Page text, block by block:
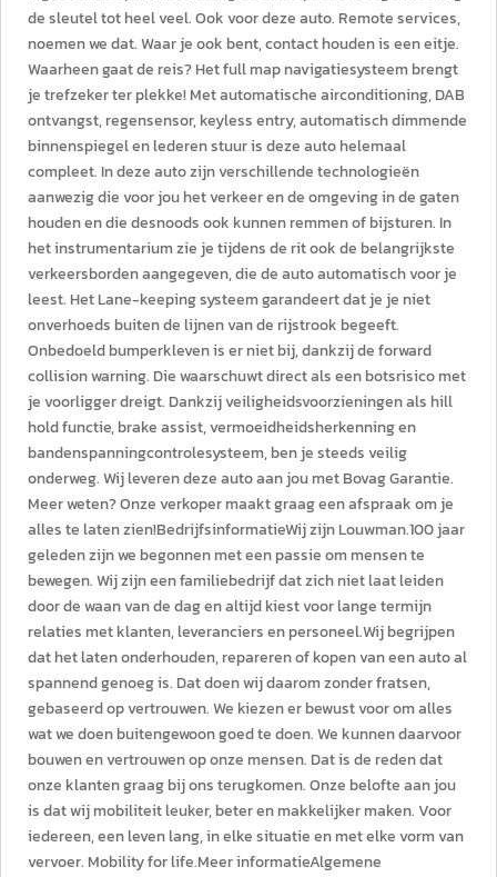
de sleutel tot heel veel. Ook voor deze auto. Remote services,
noemen we dat. Waar je ook bent, contact houden is een eitje.
Waarheen gaat de reis? Het full map navigatiesysteem brengt
je trefzeker ter plekke! Met automatische airconditioning, DAB
ontvangst, regensensor, keyless entry, automatisch dimmende
binnenspiegel en lederen stuur is deze auto helemaal
compleet. In deze auto zijn verschillende technologieën
aanwezig die voor jou het verkeer en de omgeving in de gaten
houden en die desnoods ook kunnen remmen of bijsturen. In
het instrumentarium zie je tijdens de rit ook de belangrijkste
verkeersborden aangegeven, die de auto automatisch voor je
leest. Het Lane-keeping systeem garandeert dat je je niet
onverhoeds buiten de lijnen van de rijstrook begeeft.
Onbedoeld bumperkleven is er niet bij, dankzij de forward
collision warning. Die waarschuwt direct als een botsrisico met
je voorligger dreigt. Dankzij veiligheidsvoorzieningen als hill
hold functie, brake assist, vermoeidheidsherkenning en
bandenspanningcontrolesysteem, ben je steeds veilig
onderweg. Wij leveren deze auto aan jou met Bovag Garantie.
Meer weten? Onze verkoper maakt graag een afspraak om je
alles te laten zien!BedrijfsinformatieWij zijn Louwman.100 jaar
geleden zijn we begonnen met een passie om mensen te
bewegen. Wij zijn een familiebedrijf dat zich niet laat leiden
door de waan van de dag en altijd kiest voor lange termijn
relaties met klanten, leveranciers en personeel.Wij begrijpen
dat het laten onderhouden, repareren of kopen van een auto al
spannend genoeg is. Dat doen wij daarom zonder fratsen,
gebaseerd op vertrouwen. We kiezen er bewust voor om alles
wat we doen buitengewoon goed te doen. We kunnen daarvoor
bouwen en vertrouwen op onze mensen. Dat is de reden dat
onze klanten graag bij ons terugkomen. Onze belofte aan jou
is dat wij mobiliteit leuker, beter en makkelijker maken. Voor
iedereen, een leven lang, in elke situatie en met elke vorm van
vervoer. Mobility for life.Meer informatieAlgemene